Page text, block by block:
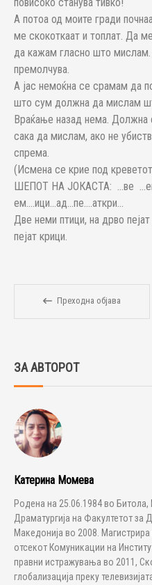
А потоа од моите гради
ме скокоткаат и топлат. Да
да кажам гласно што
премолчува.
А јас немоќна се срамам да
што сум должна да мислам
Враќање назад нема.
сака да мислам, ако не
спрема.
(Исмена се крие под
ШЕПОТ НА ЈОКАСТА: …ве
ем….ици…ад…пе….аткри…
Две неми птици, на дрво
пејат крици.
Преходна објава
ЗА АВТОРОТ
Катерина Момева
Родена на 25.06.1984 во
Драматургија на Факултетот за
Македонија во 2008.
отсекот Комуникации на
правни истражувања во 2011,
глобализација преку